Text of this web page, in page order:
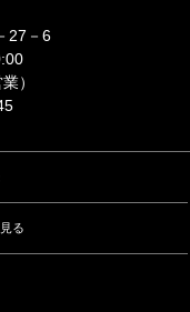
27－6
）
る